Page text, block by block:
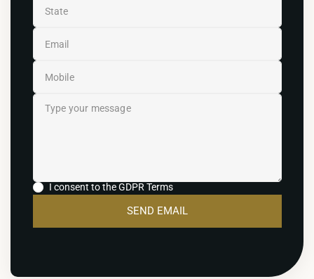
I consent to the GDPR Terms
SEND EMAIL